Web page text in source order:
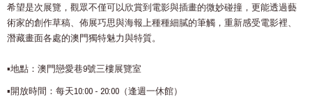
希望是次展覽，觀眾不僅可以欣賞到電影與插畫的微妙碰撞，更能透過藝
術家的創作草稿、佈展巧思與海報上種種細膩的筆觸，重新感受電影裡、
潛藏畫面各處的澳門獨特魅力與特質。
▪️地點：澳門戀愛巷9號三樓展覽室
▪️開放時間：每天10:00 - 20:00（逢週一休館）